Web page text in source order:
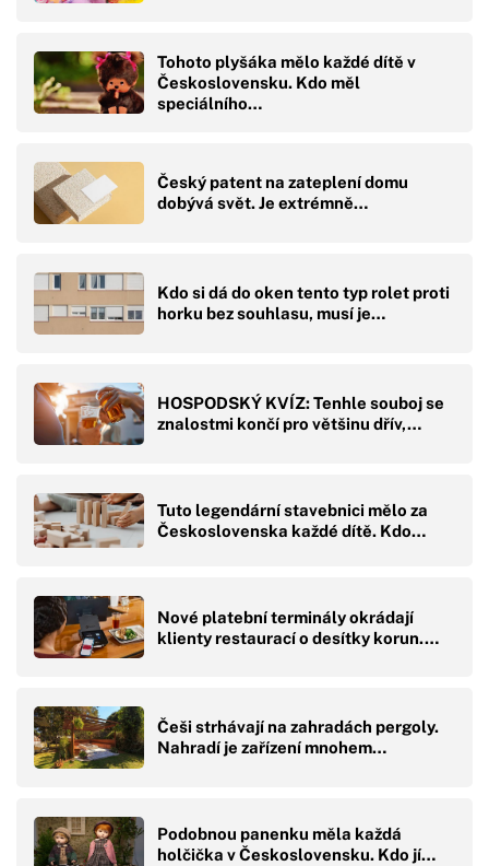
Tohoto plyšáka mělo každé dítě v
Československu. Kdo měl
speciálního…
Český patent na zateplení domu
dobývá svět. Je extrémně…
Kdo si dá do oken tento typ rolet proti
horku bez souhlasu, musí je…
HOSPODSKÝ KVÍZ: Tenhle souboj se
znalostmi končí pro většinu dřív,…
Tuto legendární stavebnici mělo za
Československa každé dítě. Kdo…
Nové platební terminály okrádají
klienty restaurací o desítky korun.…
Češi strhávají na zahradách pergoly.
Nahradí je zařízení mnohem…
Podobnou panenku měla každá
holčička v Československu. Kdo jí…